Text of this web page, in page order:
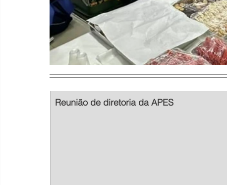
Reunião de diretoria da APES